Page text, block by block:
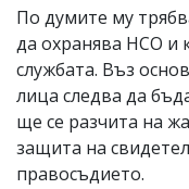
По думите му
да охранява НСО и
службата. Въз
лица следва да
ще се разчита на
защита на
правосъдието.